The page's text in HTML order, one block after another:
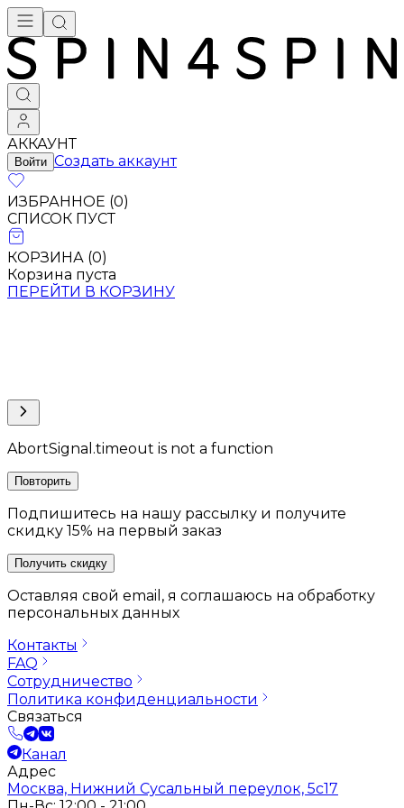
АККАУНТ
Войти Создать аккаунт
ИЗБРАННОЕ (0)
СПИСОК ПУСТ
КОРЗИНА (0)
Корзина пуста
ПЕРЕЙТИ В КОРЗИНУ
AbortSignal.timeout is not a function
Повторить
Подпишитесь на нашу рассылку и получите
скидку 15% на первый заказ
Получить скидку
Оставляя свой email, я соглашаюсь на обработку
персональных данных
Контакты
FAQ
Сотрудничество
Политика конфиденциальности
Связаться
Канал
Адрес
Москва, Нижний Сусальный переулок, 5с17